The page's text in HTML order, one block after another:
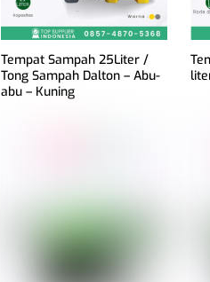
Tempat Sampah 25Liter /
Tong Sampah Dalton – Abu-
abu – Kuning